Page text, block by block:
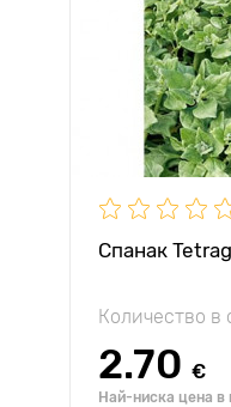
Спанак
Количество в
2.70 €
Най-ниска цена в